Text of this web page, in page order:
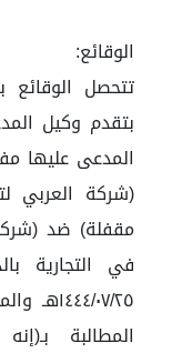
الوقائع:
تتحصل الوقائع
بتقدم وكيل
المدعى عليها
(شركة العربي
مقفلة) ضد (شركة
١٤٤٤/